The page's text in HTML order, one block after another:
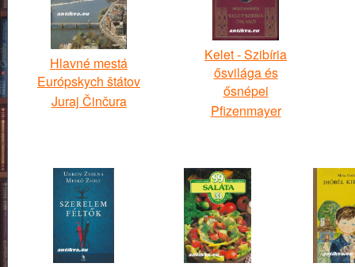
Hlavné mestá
Európskych štátov
Juraj Činčura
Kelet - Szibíria
ősvilága és
ősnépei
Pfizenmayer